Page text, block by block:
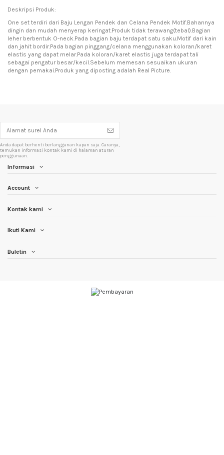
Deskripsi Produk:
One set terdiri dari Baju Lengan Pendek dan Celana Pendek Motif.Bahannya
dingin dan mudah menyerap keringat.Produk tidak terawang(tebal).Bagian
leher berbentuk O-neck.Pada bagian baju terdapat satu saku.Motif dari kain
dan jahit bordir.Pada bagian pinggang/celana menggunakan koloran/karet
elastis yang dapat melar.Pada koloran/karet elastis juga terdapat tali
sebagai pengatur besar/kecil.Sebelum memesan sesuaikan ukuran
dengan pemakai.Produk yang diposting adalah Real Picture.
Anda dapat berhenti berlangganan kapan saja. Caranya,
temukan informasi kontak kami di halaman aturan
penggunaan.
Informasi
Account
Kontak kami
Ikuti Kami
Buletin